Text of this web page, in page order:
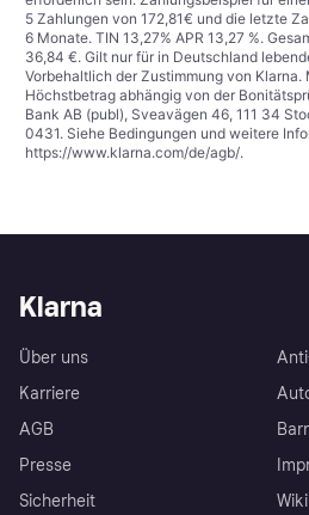
5 Zahlungen von 172,81€ und die letzte
6 Monate. TIN 13,27% APR 13,27 %.
36,84 €. Gilt nur für in Deutschland
Vorbehaltlich der Zustimmung von
Höchstbetrag abhängig von der
Bank AB (publ), Sveavägen 46, 111 34
0431. Siehe Bedingungen und weitere
https://www.klarna.com/de/agb/.
Klarna
Über uns
Karriere
AGB
Presse
Sicherheit